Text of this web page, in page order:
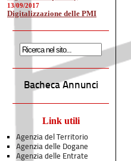
13/09/2017
Digitalizzazione delle PMI
Bacheca Annunci
Link utili
Agenzia del Territorio
Agenzia delle Dogane
Agenzia delle Entrate